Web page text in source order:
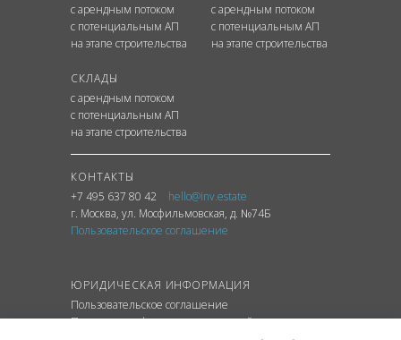
с арендным потоком
с потенциальным АП
на этапе строительства
с арендным потоком
с потенциальным АП
на этапе строительства
СКЛАДЫ
с арендным потоком
с потенциальным АП
на этапе строительства
КОНТАКТЫ
+7 495 637 80 42
hello@inv.estate
г. Москва, ул. Мосфильмовская, д. №74Б
Пользовательское соглашение
ЮРИДИЧЕСКАЯ ИНФОРМАЦИЯ
Пользовательское соглашение
Политика конфиденциальности сайта